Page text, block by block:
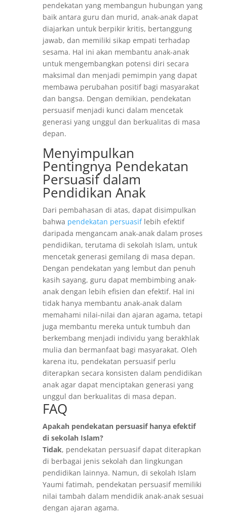
pendekatan yang membangun hubungan yang
baik antara guru dan murid, anak-anak dapat
diajarkan untuk berpikir kritis, bertanggung
jawab, dan memiliki sikap empati terhadap
sesama. Hal ini akan membantu anak-anak
untuk mengembangkan potensi diri secara
maksimal dan menjadi pemimpin yang dapat
membawa perubahan positif bagi masyarakat
dan bangsa. Dengan demikian, pendekatan
persuasif menjadi kunci dalam mencetak
generasi yang unggul dan berkualitas di masa
depan.
Menyimpulkan
Pentingnya Pendekatan
Persuasif dalam
Pendidikan Anak
Dari pembahasan di atas, dapat disimpulkan
bahwa pendekatan persuasiflebih efektif
daripada mengancam anak-anak dalam proses
pendidikan, terutama di sekolah Islam, untuk
mencetak generasi gemilang di masa depan.
Dengan pendekatan yang lembut dan penuh
kasih sayang, guru dapat membimbing anak-
anak dengan lebih efisien dan efektif. Hal ini
tidak hanya membantu anak-anak dalam
memahami nilai-nilai dan ajaran agama, tetapi
juga membantu mereka untuk tumbuh dan
berkembang menjadi individu yang berakhlak
mulia dan bermanfaat bagi masyarakat. Oleh
karena itu, pendekatan persuasif perlu
diterapkan secara konsisten dalam pendidikan
anak agar dapat menciptakan generasi yang
unggul dan berkualitas di masa depan.
FAQ
Apakah pendekatan persuasif hanya efektif
di sekolah Islam?
Tidak, pendekatan persuasif dapat diterapkan
di berbagai jenis sekolah dan lingkungan
pendidikan lainnya. Namun, di sekolah Islam
Yaumi fatimah, pendekatan persuasif memiliki
nilai tambah dalam mendidik anak-anak sesuai
dengan ajaran agama.